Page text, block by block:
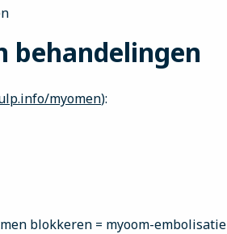
behandelingen
myomen):
blokkeren = myoom-embolisatie